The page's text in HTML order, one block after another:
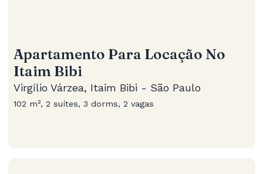
Apartamento Para Locação No
Itaim Bibi
Virgílio Várzea, Itaim Bibi - São Paulo
102 m², 2 suítes, 3 dorms, 2 vagas